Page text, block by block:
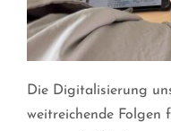
Die Digitalisierung
weitreichende Folgen